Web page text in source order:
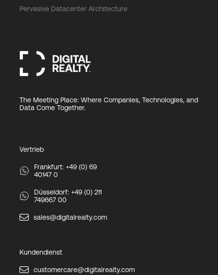
Pervasive Datacenter Architecture
The Meeting Place: Where Companies, Technologies, and
Data Come Together.
Vertrieb
Frankfurt: +49 (0) 69
40147 0
Düsseldorf: +49 (0) 211
749667 00
sales@digitalrealty.com
Kundendienst
customercare@digitalrealty.com